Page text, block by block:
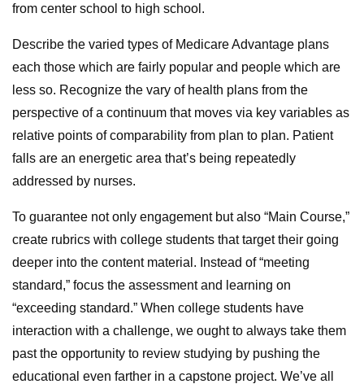
from center school to high school.
Describe the varied types of Medicare Advantage plans
each those which are fairly popular and people which are
less so. Recognize the vary of health plans from the
perspective of a continuum that moves via key variables as
relative points of comparability from plan to plan. Patient
falls are an energetic area that’s being repeatedly
addressed by nurses.
To guarantee not only engagement but also “Main Course,”
create rubrics with college students that target their going
deeper into the content material. Instead of “meeting
standard,” focus the assessment and learning on
“exceeding standard.” When college students have
interaction with a challenge, we ought to always take them
past the opportunity to review studying by pushing the
educational even farther in a capstone project. We’ve all